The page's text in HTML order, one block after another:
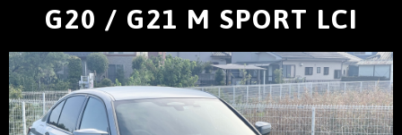
G20 / G21 M SPORT LCI